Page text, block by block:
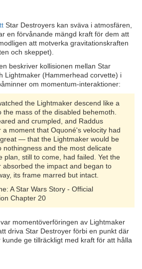
Star Destroyers kan sväva i atmosfären,
en förvånande mängd kraft för dem att
att motverka gravitationskraften
och skeppet).
beskriver kollisionen mellan Star
Lightmaker (Hammerhead corvette) i
om momentum-interaktioner:
the Lightmaker descend like a
the mass of the disabled behemoth.
and crumpled, and Raddus
a moment that Oquoné's velocity had
— that the Lightmaker would be
nothingness and the most delicate
plan, still to come, had failed. Yet the
absorbed the impact and began to
its frame marred but intact.
A Star Wars Story - Official
Chapter 20
momentöverföringen av Lightmaker
driva Star Destroyer förbi en punkt där
ge tillräckligt med kraft för att hålla